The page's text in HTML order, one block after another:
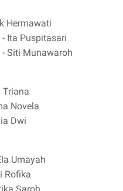
Hermawati
Ita Puspitasari
Siti Munawaroh
Triana
Novela
Dwi
Umayah
Rofika